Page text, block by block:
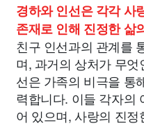
경하와 인선은 각각 사
존재로 인해 진정한 삶
친구 인선과의 관계를
며, 과거의 상처가 무
선은 가족의 비극을 통
력합니다. 이들 각자의
어 있으며, 사랑의 진